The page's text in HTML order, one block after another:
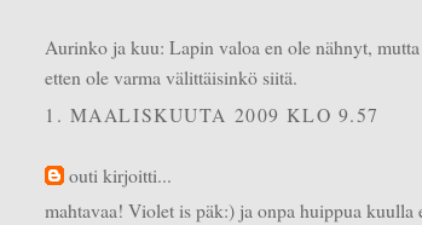
Aurinko ja kuu: Lapin valoa en ole nähnyt,
etten ole varma välittäisinkö siitä.
1. MAALISKUUTA 2009 KLO 9.57
outi kirjoitti...
mahtavaa! Violet is päk:) ja onpa huippua kuulla